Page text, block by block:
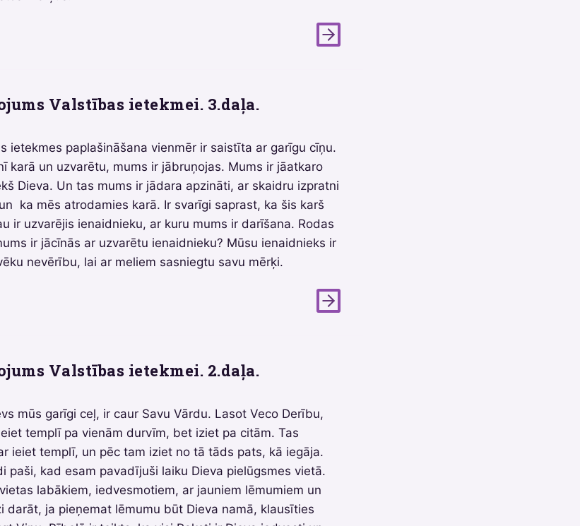
Valstības ietekmei. 3.daļa.
ietekmes paplašināšana vienmēr ir saistīta ar garīgu cīņu.
karā un uzvarētu, mums ir jābruņojas. Mums ir jāatkaro
Dieva. Un tas mums ir jādara apzināti, ar skaidru izpratni
ka mēs atrodamies karā. Ir svarīgi saprast, ka šis karš
ir uzvarējis ienaidnieku, ar kuru mums ir darīšana. Rodas
ir jācīnās ar uzvarētu ienaidnieku? Mūsu ienaidnieks ir
nevērību, lai ar meliem sasniegtu savu mērķi.
Valstības ietekmei. 2.daļa.
mūs garīgi ceļ, ir caur Savu Vārdu. Lasot Veco Derību,
templī pa vienām durvīm, bet iziet pa citām. Tas
ieiet templī, un pēc tam iziet no tā tāds pats, kā iegāja.
paši, kad esam pavadījuši laiku Dieva pielūgsmes vietā.
labākiem, iedvesmotiem, ar jauniem lēmumiem un
darāt, ja pieņemat lēmumu būt Dieva namā, klausīties